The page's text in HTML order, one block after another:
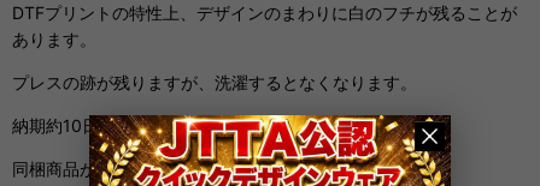
DTFプリントの特性上、デザインのまわりに白のフチが残ることが
あります。
プレスの跡が残りますが、洗濯するとなくなります。
納期約10日間
同梱商品がある場合、一緒の発送となります。